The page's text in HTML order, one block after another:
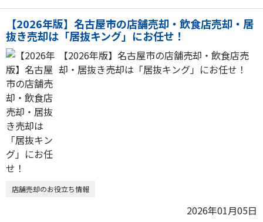
【2026年版】名古屋市の店舗売却・飲食店売却・居
抜き売却は「居抜キング」にお任せ！
【2026年版】名古屋市の店舗売却・飲食店売
却・居抜き売却は「居抜キング」にお任せ！
店舗売却のお役立ち情報
2026年01月05日